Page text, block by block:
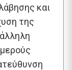
και
της